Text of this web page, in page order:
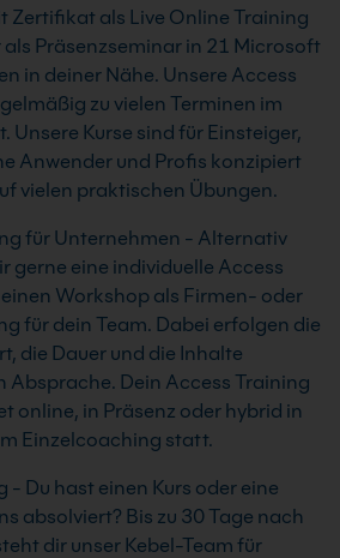
Zertifikat als Live Online Training
Präsenzseminar in 21 Microsoft
in deiner Nähe. Unsere Access
zu vielen Terminen im
Unsere Kurse sind für Einsteiger,
Anwender und Profis konzipiert
vielen praktischen Übungen.
für Unternehmen - Alternativ
gerne eine individuelle Access
Workshop als Firmen- oder
für dein Team. Dabei erfolgen die
die Dauer und die Inhalte
Absprache. Dein Access Training
online, in Präsenz oder hybrid in
Einzelcoaching statt.
- Du hast einen Kurs oder eine
absolviert? Bis zu 30 Tage nach
dir unser Kebel-Team für